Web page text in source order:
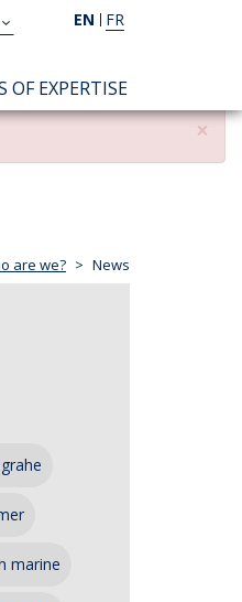
EN FR
OF EXPERTISE
×
are we? News
marine